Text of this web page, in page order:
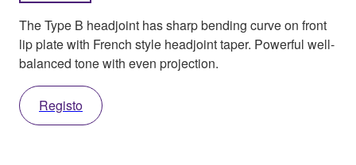
The Type B headjoint has sharp bending curve on front
lip plate with French style headjoint taper. Powerful well-
balanced tone with even projection.
Registo